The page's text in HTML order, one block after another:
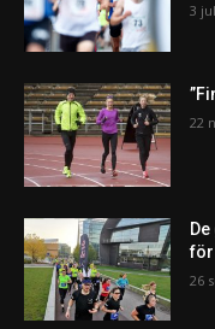
3
22
för
26